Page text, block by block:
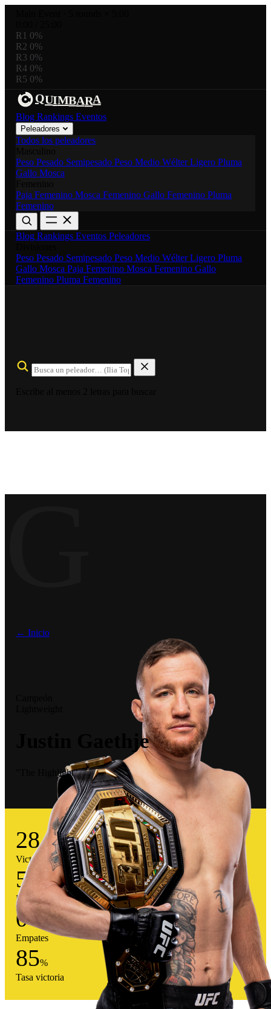
R1 0%
R2 0%
R3 0%
R4 0%
R5 0%
QUIMBARA
Blog Rankings Eventos
Peleadores
Todos los peleadores
Peso Pesado Semipesado Peso Medio WélterLigero Pluma
Gallo Mosca
Paja Femenino Mosca Femenino Gallo Femenino Pluma
Femenino
Blog Rankings Eventos Peleadores
Peso Pesado Semipesado Peso Medio WélterLigero Pluma
Gallo Mosca Paja Femenino Mosca Femenino Gallo
Femenino Pluma Femenino
← Inicio
Justin Gaethje
"The Highlight"
28
Victorias
5
Derrotas
0
Empates
85%
Tasa victoria